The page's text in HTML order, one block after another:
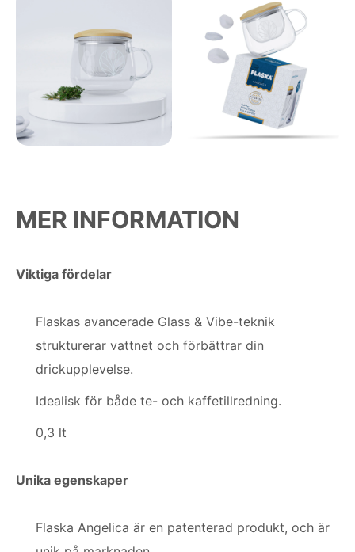
MER INFORMATION
Viktiga fördelar
Flaskas avancerade Glass & Vibe-teknik
strukturerar vattnet och förbättrar din
drickupplevelse.
Idealisk för både te- och kaffetillredning.
0,3 lt
Unika egenskaper
Flaska Angelica är en patenterad produkt, och är